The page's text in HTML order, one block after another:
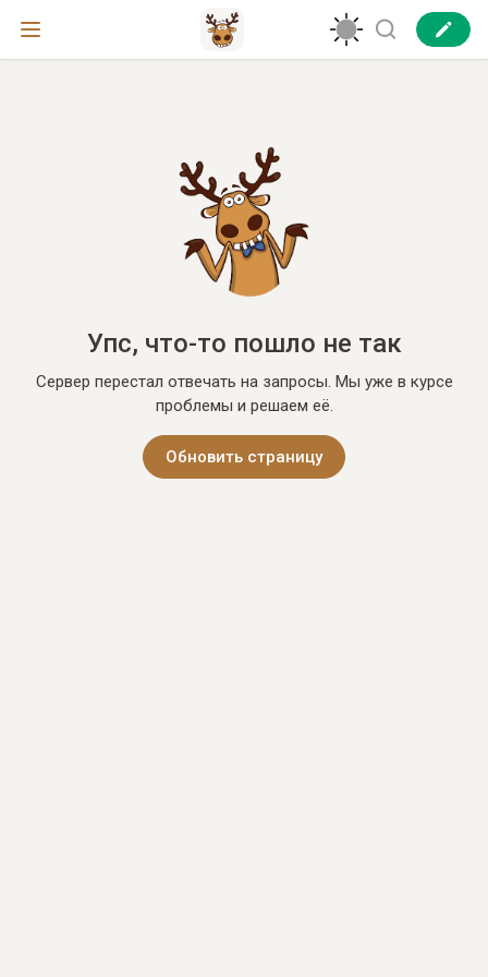
Упс, что-то пошло не так
Сервер перестал отвечать на запросы. Мы уже в курсе
проблемы и решаем её.
Обновить страницу